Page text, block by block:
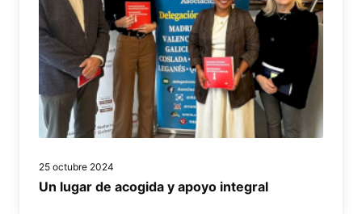
25 octubre 2024
Un lugar de acogida y apoyo integral